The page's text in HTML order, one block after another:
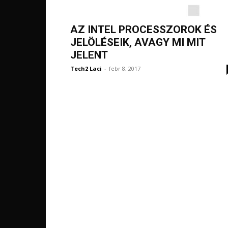
AZ INTEL PROCESSZOROK ÉS
JELÖLÉSEIK, AVAGY MI MIT
JELENT
Tech2 Laci - febr 8, 2017